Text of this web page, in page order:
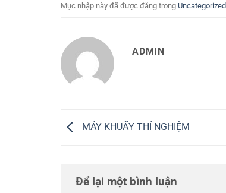
Mục nhập này đã được đăng trong Uncategorized
ADMIN
MÁY KHUẤY THÍ NGHIỆM
Để lại một bình luận